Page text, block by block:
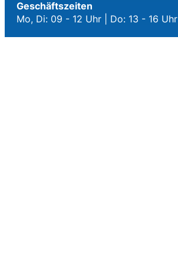
Geschäftszeiten
Mo, Di: 09 - 12 Uhr | Do: 13 - 16 Uhr